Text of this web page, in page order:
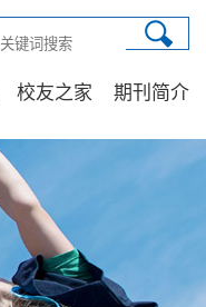
校友之家 期刊简介